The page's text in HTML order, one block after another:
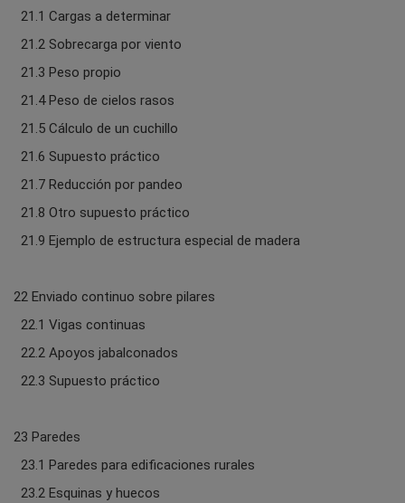
21.1 Cargas a determinar
21.2 Sobrecarga por viento
21.3 Peso propio
21.4 Peso de cielos rasos
21.5 Cálculo de un cuchillo
21.6 Supuesto práctico
21.7 Reducción por pandeo
21.8 Otro supuesto práctico
21.9 Ejemplo de estructura especial de madera
22 Enviado continuo sobre pilares
22.1 Vigas continuas
22.2 Apoyos jabalconados
22.3 Supuesto práctico
23 Paredes
23.1 Paredes para edificaciones rurales
23.2 Esquinas y huecos